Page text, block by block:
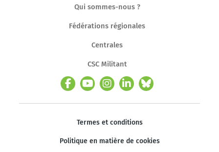
Qui sommes-nous ?
Fédérations régionales
Centrales
CSC Militant
Termes et conditions
Politique en matière de cookies